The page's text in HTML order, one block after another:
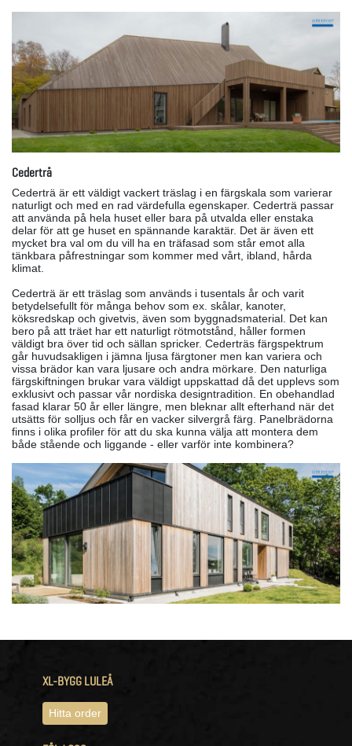
Cederträ
Cederträ är ett väldigt vackert träslag i en färgskala som varierar
naturligt och med en rad värdefulla egenskaper. Cederträ passar
att använda på hela huset eller bara på utvalda eller enstaka
delar för att ge huset en spännande karaktär. Det är även ett
mycket bra val om du vill ha en träfasad som står emot alla
tänkbara påfrestningar som kommer med vårt, ibland, hårda
klimat.
Cederträ är ett träslag som används i tusentals år och varit
betydelsefullt för många behov som ex. skålar, kanoter,
köksredskap och givetvis, även som byggnadsmaterial. Det kan
bero på att träet har ett naturligt rötmotstånd, håller formen
väldigt bra över tid och sällan spricker. Cederträs färgspektrum
går huvudsakligen i jämna ljusa färgtoner men kan variera och
vissa brädor kan vara ljusare och andra mörkare. Den naturliga
färgskiftningen brukar vara väldigt uppskattad då det upplevs som
exklusivt och passar vår nordiska designtradition. En obehandlad
fasad klarar 50 år eller längre, men bleknar allt efterhand när det
utsätts för solljus och får en vacker silvergrå färg. Panelbrädorna
finns i olika profiler för att du ska kunna välja att montera dem
både stående och liggande - eller varför inte kombinera?
XL-BYGG LULEÅ
Hitta order